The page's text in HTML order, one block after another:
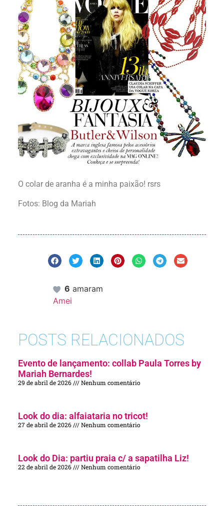
O colar de aranha é a minha paixão! rsrs
Fotos: Blog da Mariah
6 amaram
Amei
POSTS RELACIONADOS
Evento de lançamento: collab Paula Torres by
Mariah Bernardes!
29 de abril de 2026 Nenhum comentário
Look do dia: alfaiataria no tricot!
27 de abril de 2026 Nenhum comentário
Look do Dia: partiu praia c/ a sapatilha Liz!
22 de abril de 2026 Nenhum comentário